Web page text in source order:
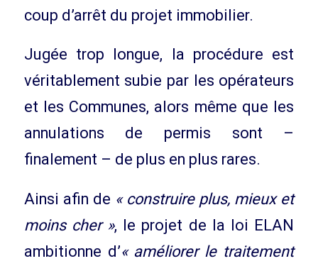
coup d’arrêt du projet immobilier.
Jugée trop longue, la procédure est
véritablement subie par les opérateurs
et les Communes, alors même que les
annulations de permis sont –
finalement – de plus en plus rares.
Ainsi afin de « construire plus, mieux et
moins cher », le projet de la loi ELAN
ambitionne d’« améliorer le traitement